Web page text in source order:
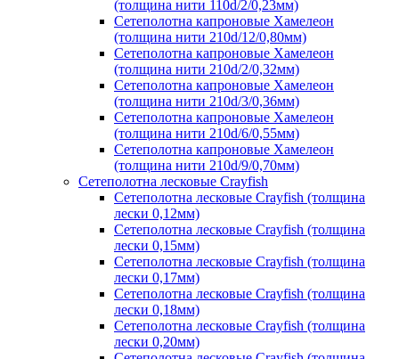
(толщина нити 110d/2/0,23мм)
Сетеполотна капроновые Хамелеон
(толщина нити 210d/12/0,80мм)
Сетеполотна капроновые Хамелеон
(толщина нити 210d/2/0,32мм)
Сетеполотна капроновые Хамелеон
(толщина нити 210d/3/0,36мм)
Сетеполотна капроновые Хамелеон
(толщина нити 210d/6/0,55мм)
Сетеполотна капроновые Хамелеон
(толщина нити 210d/9/0,70мм)
Сетеполотна лесковые Crayfish
Сетеполотна лесковые Crayfish (толщина
лески 0,12мм)
Сетеполотна лесковые Crayfish (толщина
лески 0,15мм)
Сетеполотна лесковые Crayfish (толщина
лески 0,17мм)
Сетеполотна лесковые Crayfish (толщина
лески 0,18мм)
Сетеполотна лесковые Crayfish (толщина
лески 0,20мм)